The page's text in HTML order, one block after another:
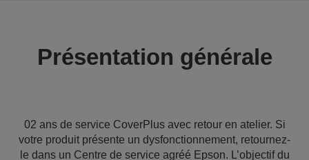
Présentation générale
02 ans de service CoverPlus avec retour en atelier. Si
votre produit présente un dysfonctionnement, retournez-
le dans un Centre de service agréé Epson. L’objectif du